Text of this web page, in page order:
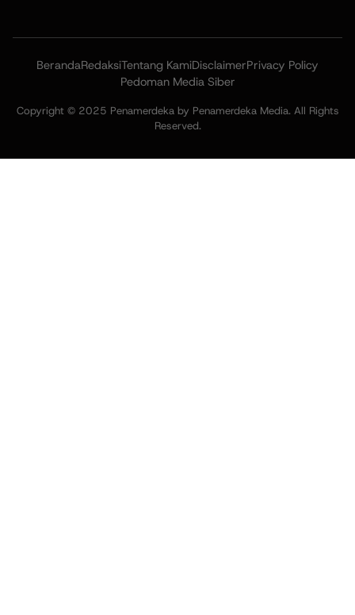
BerandaRedaksiTentang KamiDisclaimerPrivacy Policy
Pedoman Media Siber
Copyright © 2025 Penamerdeka by Penamerdeka Media. All Rights
Reserved.